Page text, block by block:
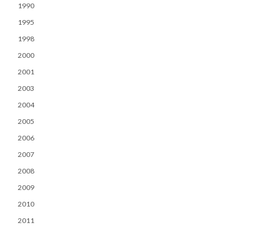
1990
1995
1998
2000
2001
2003
2004
2005
2006
2007
2008
2009
2010
2011